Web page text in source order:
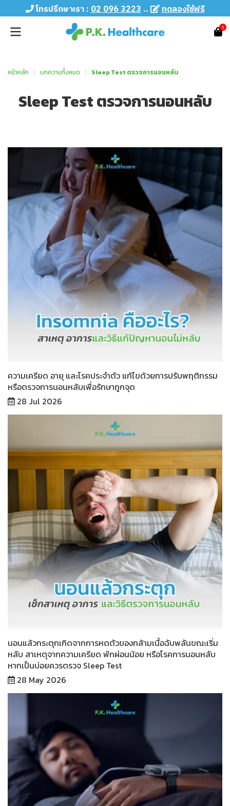
โทรปรึกษาเรา :02 096 3223.. ทดลองใช้ฟรี
0
หน้าหลัก บทความทั้งหมด Sleep Test ตรวจการนอนหลับ
Sleep Test ตรวจการนอนหลับ
ความเครียด อายุ และโรคประจำตัว แก้ไขด้วยการปรับพฤติกรรม
หรือตรวจการนอนหลับเพื่อรักษาถูกจุด
28 Jul 2026
นอนแล้วกระตุกเกิดจากการหดตัวของกล้ามเนื้อฉับพลันขณะเริ่ม
หลับ สาเหตุจากความเครียด พักผ่อนน้อย หรือโรคการนอนหลับ
หากเป็นบ่อยควรตรวจ Sleep Test
28 May 2026